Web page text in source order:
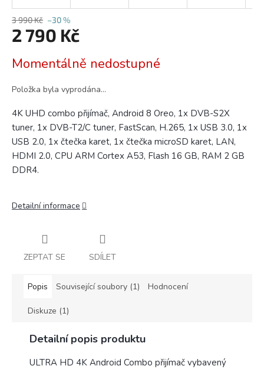
3 990 Kč –30 %
2 790 Kč
cena:
Momentálně nedostupné
Položka byla vyprodána…
4K UHD combo přijímač, Android 8 Oreo, 1x DVB-S2X
tuner, 1x DVB-T2/C tuner, FastScan, H.265, 1x USB 3.0, 1x
USB 2.0, 1x čtečka karet, 1x čtečka microSD karet, LAN,
HDMI 2.0, CPU ARM Cortex A53, Flash 16 GB, RAM 2 GB
DDR4.
Detailní informace
ZEPTAT SE SDÍLET
Popis Související soubory (1) Hodnocení
Diskuze (1)
Detailní popis produktu
ULTRA HD 4K Android Combo přijímač vybavený